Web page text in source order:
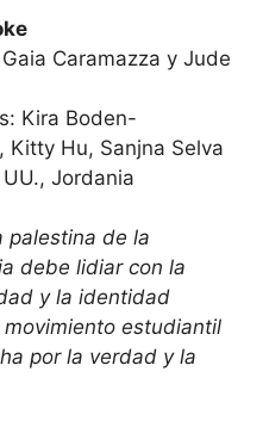
Caramazza y Jude
Kira Boden-
Kitty Hu, Sanjna Selva
UU., Jordania
palestina de la
debe lidiar con la
y la identidad
estudiantil
por la verdad y la